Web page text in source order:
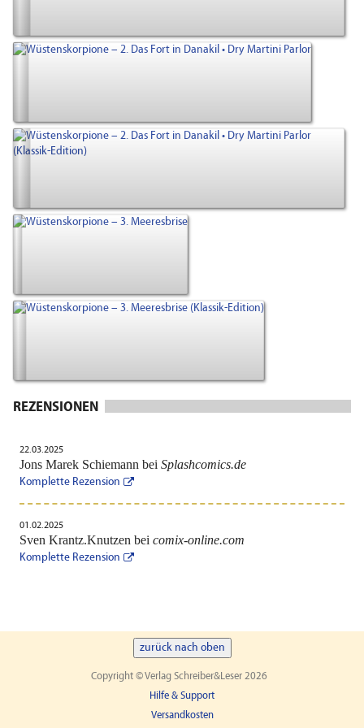
REZENSIONEN
22.03.2025
Jons Marek Schiemann bei Splashcomics.de
Komplette Rezension
01.02.2025
Sven Krantz.Knutzen bei comix-online.com
Komplette Rezension
zurück nach oben
Copyright © Verlag Schreiber&Leser 2026
Hilfe & Support
Versandkosten